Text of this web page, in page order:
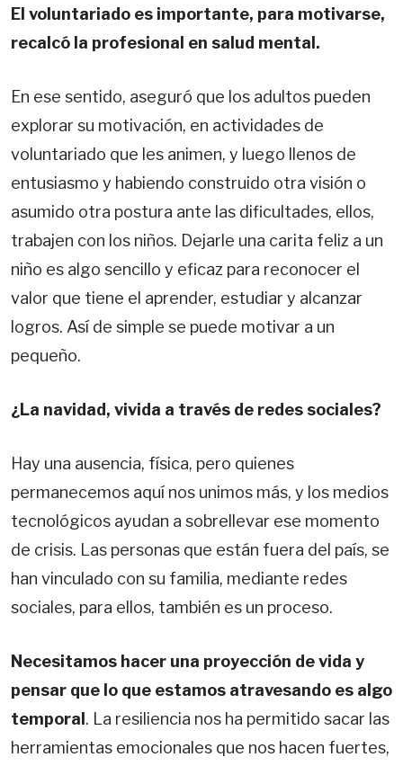
El voluntariado es importante, para motivarse,
recalcó la profesional en salud mental.
En ese sentido, aseguró que los adultos pueden
explorar su motivación, en actividades de
voluntariado que les animen, y luego llenos de
entusiasmo y habiendo construido otra visión o
asumido otra postura ante las dificultades, ellos,
trabajen con los niños. Dejarle una carita feliz a un
niño es algo sencillo y eficaz para reconocer el
valor que tiene el aprender, estudiar y alcanzar
logros. Así de simple se puede motivar a un
pequeño.
¿La navidad, vivida a través de redes sociales?
Hay una ausencia, física, pero quienes
permanecemos aquí nos unimos más, y los medios
tecnológicos ayudan a sobrellevar ese momento
de crisis. Las personas que están fuera del país, se
han vinculado con su familia, mediante redes
sociales, para ellos, también es un proceso.
Necesitamos hacer una proyección de vida y
pensar que lo que estamos atravesando es algo
temporal . La resiliencia nos ha permitido sacar las
herramientas emocionales que nos hacen fuertes,